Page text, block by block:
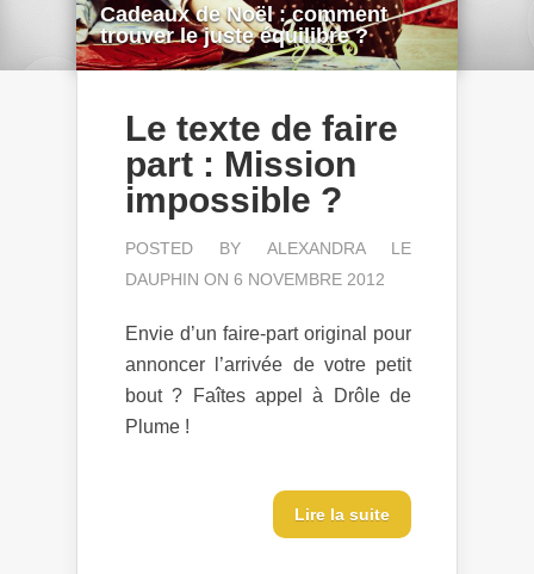
Cadeaux de Noël : comment
trouver le juste équilibre ?
Le texte de faire
part : Mission
impossible ?
POSTED BY ALEXANDRA LE
DAUPHIN ON 6 NOVEMBRE 2012
Envie d’un faire-part original pour
annoncer l’arrivée de votre petit
bout ? Faîtes appel à Drôle de
Plume !
Lire la suite